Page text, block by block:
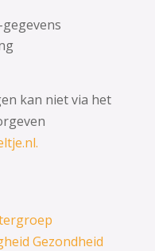
kan niet via het
Gezondheid